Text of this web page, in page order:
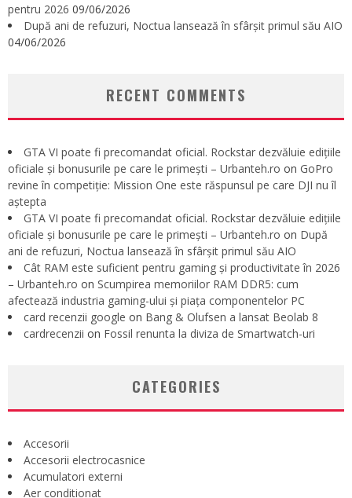
pentru 2026 09/06/2026
După ani de refuzuri, Noctua lansează în sfârșit primul său AIO
04/06/2026
RECENT COMMENTS
GTA VI poate fi precomandat oficial. Rockstar dezvăluie edițiile
oficiale și bonusurile pe care le primești – Urbanteh.ro on GoPro
revine în competiție: Mission One este răspunsul pe care DJI nu îl
aștepta
GTA VI poate fi precomandat oficial. Rockstar dezvăluie edițiile
oficiale și bonusurile pe care le primești – Urbanteh.ro on După
ani de refuzuri, Noctua lansează în sfârșit primul său AIO
Cât RAM este suficient pentru gaming și productivitate în 2026
– Urbanteh.ro on Scumpirea memoriilor RAM DDR5: cum
afectează industria gaming-ului și piața componentelor PC
card recenzii google on Bang & Olufsen a lansat Beolab 8
cardrecenzii on Fossil renunta la diviza de Smartwatch-uri
CATEGORIES
Accesorii
Accesorii electrocasnice
Acumulatori externi
Aer conditionat